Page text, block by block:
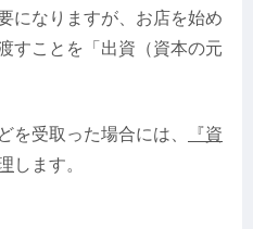
になりますが、お店を始め
すことを「 出資（資本の元
を受取った場合には、 『資
します。